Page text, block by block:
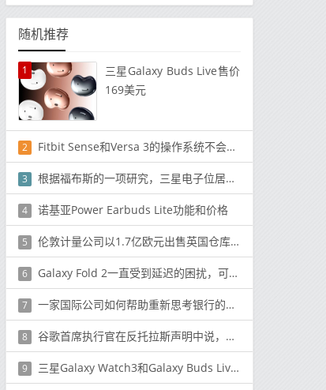
随机推荐
1
三星Galaxy Buds Live售价
169美元
2 Fitbit Sense和Versa 3的操作系统不会在早期的智能手表中出现
3 根据福布斯的一项研究，三星电子位居世界最佳雇主第一名
4 诺基亚Power Earbuds Lite功能和价格
5 伦敦计量公司以1.7亿欧元出售英国仓库资产
6 Galaxy Fold 2一直受到延迟的困扰，可能会错过三星的下一次Unpacked活动
7 一家国际公司如何帮助重新思考银行的传统IT
8 谷歌首席执行官在反托拉斯声明中说，谷歌搜索无处不在
9 三星Galaxy Watch3和Galaxy Buds Live分别在印度推出，价格分别为29,990卢比和14,990卢比。